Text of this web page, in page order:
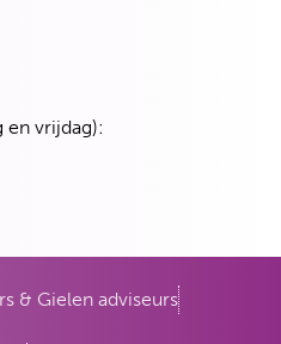
en vrijdag):
& Gielen adviseurs